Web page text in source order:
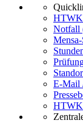
Notfall
E-Mail